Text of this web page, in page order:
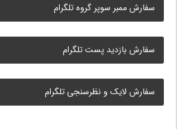
سفارش ممبر سوپر گروه تلگرام
سفارش بازدید پست تلگرام
سفارش لایک و نظرسنجی تلگرام